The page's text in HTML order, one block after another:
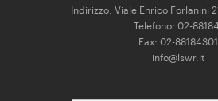
Indirizzo: Viale Enrico Forlanini
Telefono: 02-
Fax: 02-88184301
info@lswr.it